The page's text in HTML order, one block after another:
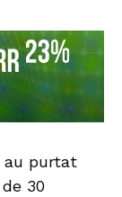
au purtat
30